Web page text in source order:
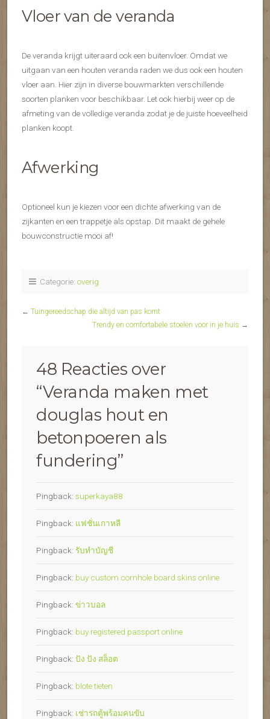
Vloer van de veranda
De veranda krijgt uiteraard ook een buitenvloer. Omdat we
uitgaan van een houten veranda raden we dus ook een houten
vloer aan. Hier zijn in diverse bouwmarkten verschillende
soorten planken voor beschikbaar. Let ook hierbij weer op de
afmeting van de volledige veranda zodat je de juiste hoeveelheid
planken koopt.
Afwerking
Optioneel kun je kiezen voor een dichte afwerking van de
zijkanten en een trappetje als opstap. Dit maakt de gehele
bouwconstructie mooi af!
Categorie: overig
← ​Tuingereedschap die altijd van pas komt
Trendy en comfortabele stoelen voor in je huis →
48 Reacties over
“Veranda maken met
douglas hout en
betonpoeren als
fundering”
Pingback: superkaya88
Pingback: แฟชั่นเกาหลี
Pingback: รับทำบัญชี
Pingback: buy custom cornhole board skins online
Pingback: ข่าวบอล
Pingback: buy registered passport online
Pingback: ปัง ปัง สล็อต
Pingback: blote tieten
Pingback: เช่ารถตู้พร้อมคนขับ